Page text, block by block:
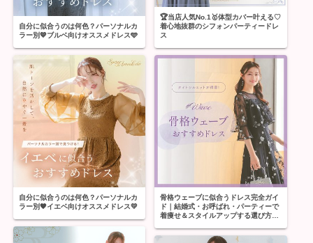
🏆当店人気No.1🥇体型カバー叶える♡
着心地抜群のシフォンパーティードレ
ス
自分に似合うのは何色？パーソナルカ
ラー別💙ブルベ向けオススメドレス🩵
自分に似合うのは何色？パーソナルカ
ラー別🧡イエベ向けオススメドレス💛
骨格ウェーブに似合うドレス完全ガイ
ド｜結婚式・お呼ばれ・パーティーで
着痩せ＆スタイルアップする選び方👗